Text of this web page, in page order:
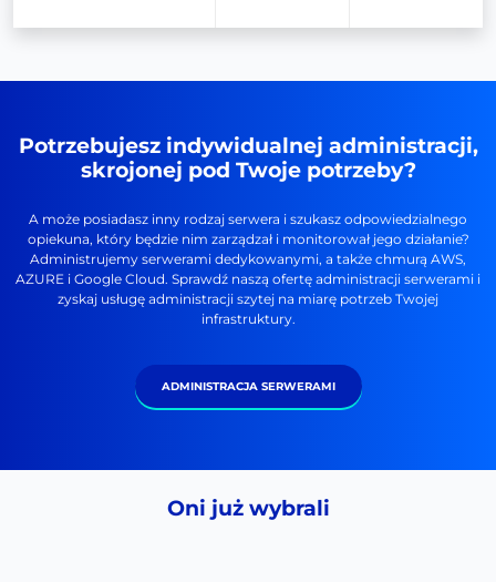
Potrzebujesz indywidualnej administracji,
skrojonej pod Twoje potrzeby?
A może posiadasz inny rodzaj serwera i szukasz odpowiedzialnego
opiekuna, który będzie nim zarządzał i monitorował jego działanie?
Administrujemy serwerami dedykowanymi, a także chmurą AWS,
AZURE i Google Cloud. Sprawdź naszą ofertę administracji serwerami i
zyskaj usługę administracji szytej na miarę potrzeb Twojej
infrastruktury.
ADMINISTRACJA SERWERAMI
Oni już wybrali